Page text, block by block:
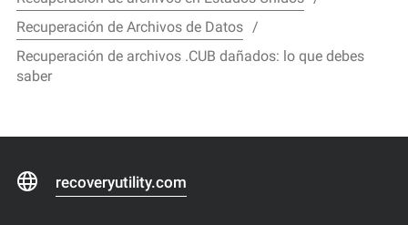
Recuperación de Archivos de Datos
Recuperación de archivos .CUB dañados: lo que debes
saber
recoveryutility.com